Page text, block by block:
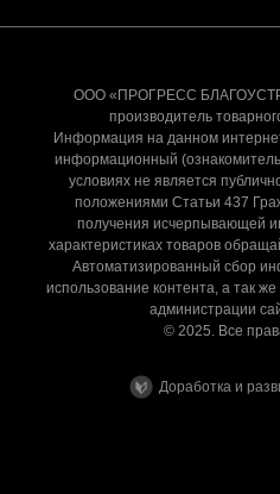
ООО «ПРОГРЕСС
производитель
Информация на данном
информационный
условиях не является
положениями Статьи 437
получения исчерпывающей
характеристиках товаров
Автоматизированный сбор
использование контента, а так
администрации
© 2025. Все
Доработка и